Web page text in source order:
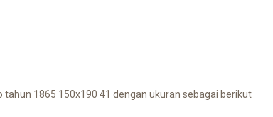
tahun 1865 150x190 41 dengan ukuran sebagai berikut